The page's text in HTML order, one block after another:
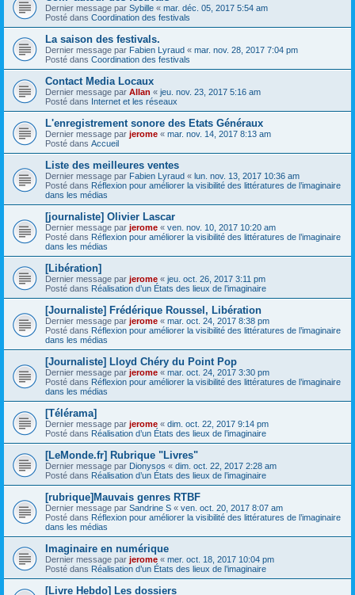
Dernier message par Sybille « mar. déc. 05, 2017 5:54 am
Posté dans Coordination des festivals
La saison des festivals.
Dernier message par Fabien Lyraud « mar. nov. 28, 2017 7:04 pm
Posté dans Coordination des festivals
Contact Media Locaux
Dernier message par Allan « jeu. nov. 23, 2017 5:16 am
Posté dans Internet et les réseaux
L'enregistrement sonore des Etats Généraux
Dernier message par jerome « mar. nov. 14, 2017 8:13 am
Posté dans Accueil
Liste des meilleures ventes
Dernier message par Fabien Lyraud « lun. nov. 13, 2017 10:36 am
Posté dans Réflexion pour améliorer la visibilité des littératures de l’imaginaire
dans les médias
[journaliste] Olivier Lascar
Dernier message par jerome « ven. nov. 10, 2017 10:20 am
Posté dans Réflexion pour améliorer la visibilité des littératures de l’imaginaire
dans les médias
[Libération]
Dernier message par jerome « jeu. oct. 26, 2017 3:11 pm
Posté dans Réalisation d’un États des lieux de l’imaginaire
[Journaliste] Frédérique Roussel, Libération
Dernier message par jerome « mar. oct. 24, 2017 8:38 pm
Posté dans Réflexion pour améliorer la visibilité des littératures de l’imaginaire
dans les médias
[Journaliste] Lloyd Chéry du Point Pop
Dernier message par jerome « mar. oct. 24, 2017 3:30 pm
Posté dans Réflexion pour améliorer la visibilité des littératures de l’imaginaire
dans les médias
[Télérama]
Dernier message par jerome « dim. oct. 22, 2017 9:14 pm
Posté dans Réalisation d’un États des lieux de l’imaginaire
[LeMonde.fr] Rubrique "Livres"
Dernier message par Dionysos « dim. oct. 22, 2017 2:28 am
Posté dans Réalisation d’un États des lieux de l’imaginaire
[rubrique]Mauvais genres RTBF
Dernier message par Sandrine S « ven. oct. 20, 2017 8:07 am
Posté dans Réflexion pour améliorer la visibilité des littératures de l’imaginaire
dans les médias
Imaginaire en numérique
Dernier message par jerome « mer. oct. 18, 2017 10:04 pm
Posté dans Réalisation d’un États des lieux de l’imaginaire
[Livre Hebdo] Les dossiers